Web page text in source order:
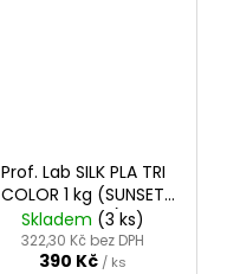
Prof. Lab SILK PLA TRI
COLOR 1 kg (SUNSET
HORIZON)
Skladem (3 ks)
322,30 Kč bez DPH
390 Kč / ks